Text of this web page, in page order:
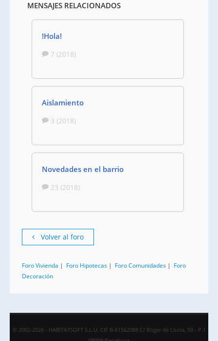
MENSAJES RELACIONADOS
!Hola!
7 (2018)
Aislamiento
3 (2018)
Novedades en el barrio
23 (2018)
Volver al foro
Foro Vivienda | Foro Hipotecas | Foro Comunidades | Foro
Decoración
© 2002-2026 - HABITATSOFT S.L.U. CIF B-61562088 C/ Roger de Lluria, 50 - P.1